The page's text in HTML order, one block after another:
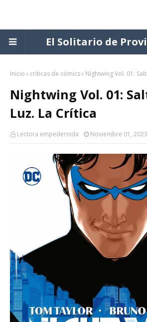
El Solitario de
Inicio críticas de cómics Nightwing Vol. 01:
Nightwing Vol. 01:
Luz. La Crítica
Lectora empedernida Noviembre 01, 2023